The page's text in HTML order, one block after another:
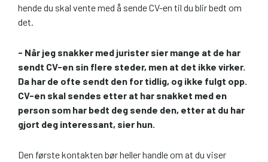
hende du skal vente med å sende CV-en til du blir bedt om
det.
- Når jeg snakker med jurister sier mange at de har
sendt CV-en sin flere steder, men at det ikke virker.
Da har de ofte sendt den for tidlig, og ikke fulgt opp.
CV-en skal sendes etter at har snakket med en
person som har bedt deg sende den, etter at du har
gjort deg interessant, sier hun.
Den første kontakten bør heller handle om at du viser